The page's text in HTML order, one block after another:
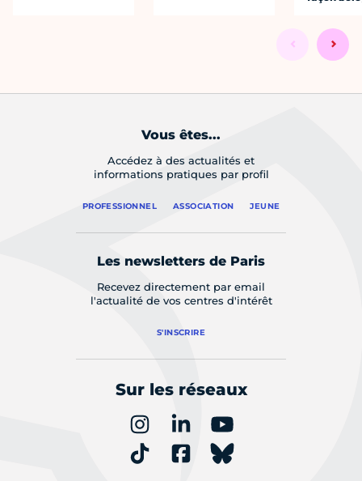
Vous êtes...
Accédez à des actualités et
informations pratiques par profil
PROFESSIONNEL ASSOCIATION JEUNE
Les newsletters de Paris
Recevez directement par email
l'actualité de vos centres d'intérêt
S'INSCRIRE
Sur les réseaux